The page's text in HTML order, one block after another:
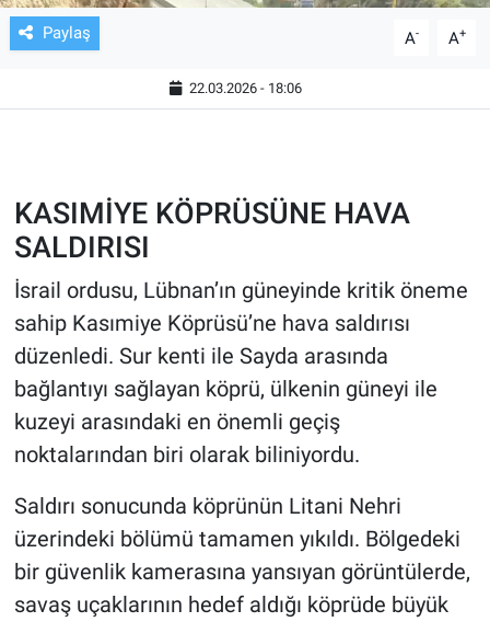
Paylaş A- A+
22.03.2026 - 18:06
KASIMİYE KÖPRÜSÜNE HAVA
SALDIRISI
İsrail ordusu, Lübnan’ın güneyinde kritik öneme
sahip Kasımiye Köprüsü’ne hava saldırısı
düzenledi. Sur kenti ile Sayda arasında
bağlantıyı sağlayan köprü, ülkenin güneyi ile
kuzeyi arasındaki en önemli geçiş
noktalarından biri olarak biliniyordu.
Saldırı sonucunda köprünün Litani Nehri
üzerindeki bölümü tamamen yıkıldı. Bölgedeki
bir güvenlik kamerasına yansıyan görüntülerde,
savaş uçaklarının hedef aldığı köprüde büyük
KÜLTÜR SANAT
EĞİTİM
ÇEVRE
HABERDE İNSAN
POLİTİKA
SPOR
Bilim, Teknoloji